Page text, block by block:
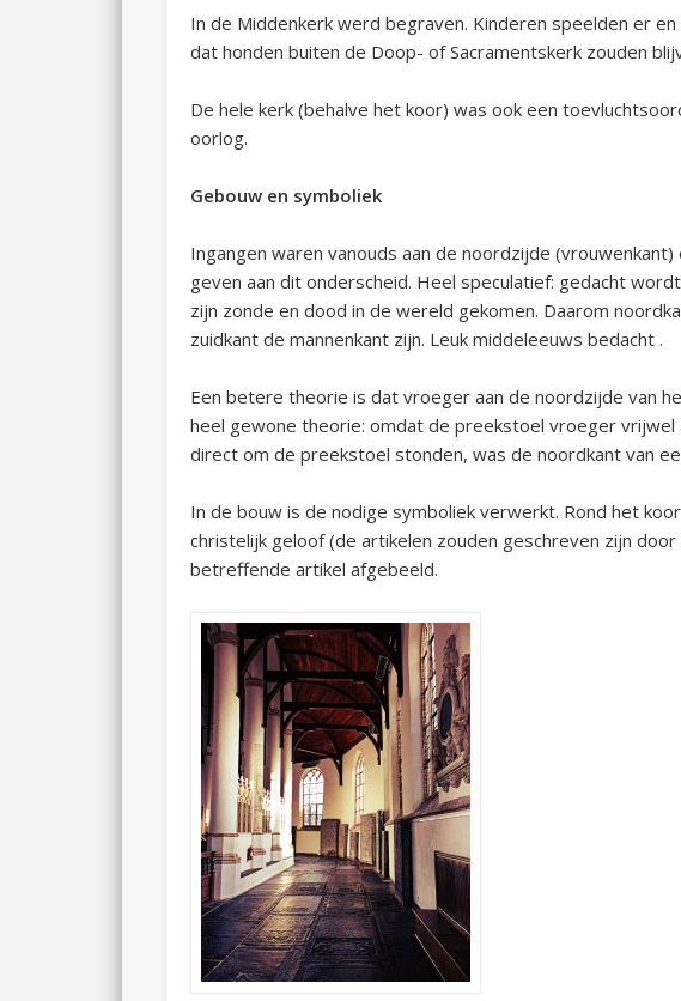
In de Middenkerk werd begraven. Kinderen speelden er
dat honden buiten de Doop- of Sacramentskerk zouden
De hele kerk (behalve het koor) was ook een
oorlog.
Gebouw en symboliek
Ingangen waren vanouds aan de noordzijde
geven aan dit onderscheid. Heel speculatief: gedacht
zijn zonde en dood in de wereld gekomen. Daarom
zuidkant de mannenkant zijn. Leuk middeleeuws bedacht .
Een betere theorie is dat vroeger aan de noordzijde van
heel gewone theorie: omdat de preekstoel vroeger vrijwel
direct om de preekstoel stonden, was de noordkant van
In de bouw is de nodige symboliek verwerkt. Rond het
christelijk geloof (de artikelen zouden geschreven zijn
betreffende artikel afgebeeld.